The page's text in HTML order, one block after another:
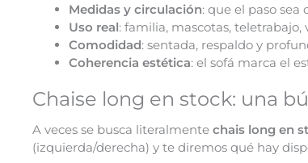
Medidas y circulación: que el paso sea
Uso real: familia, mascotas,
Comodidad: sentada, respaldo y
Coherencia estética: el sofá marca el
Chaise long en stock: una
A veces se busca literalmente chais long en
(izquierda/derecha) y te diremos qué hay